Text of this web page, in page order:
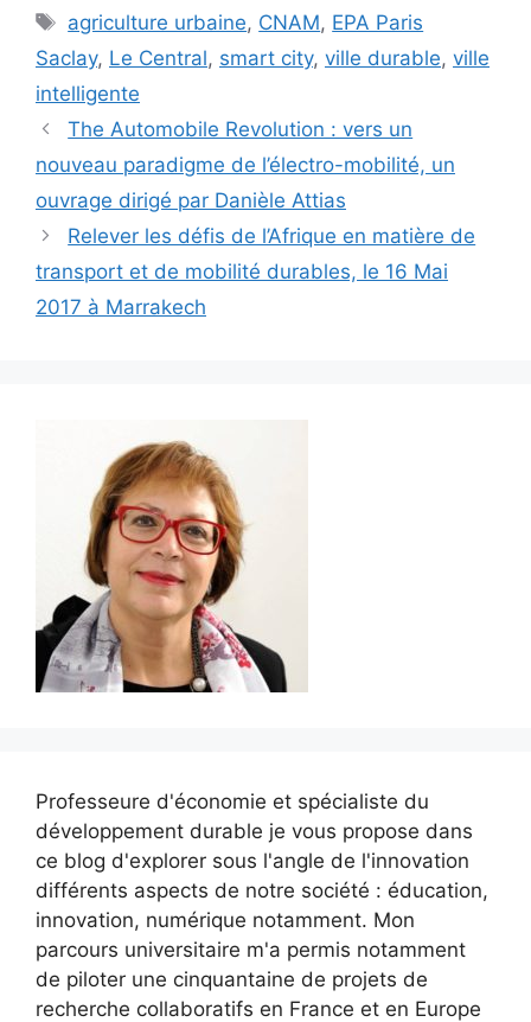
Étiquettes
agriculture urbaine, CNAM, EPA Paris
Saclay, Le Central, smart city, ville durable, ville
intelligente
The Automobile Revolution : vers un
nouveau paradigme de l’électro-mobilité, un
ouvrage dirigé par Danièle Attias
Relever les défis de l’Afrique en matière de
transport et de mobilité durables, le 16 Mai
2017 à Marrakech
Professeure d'économie et spécialiste du
développement durable je vous propose dans
ce blog d'explorer sous l'angle de l'innovation
différents aspects de notre société : éducation,
innovation, numérique notamment. Mon
parcours universitaire m'a permis notamment
de piloter une cinquantaine de projets de
recherche collaboratifs en France et en Europe